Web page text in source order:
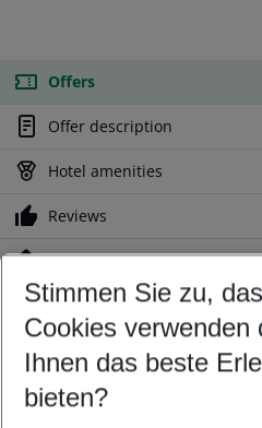
Offers
Offer description
Hotel amenities
Reviews
Location
Customize your offer
Find the perfect deal which
Your departure airport
Any airport
Stimmen Sie zu,
Cookies verwenden
Ihnen das beste
bieten?